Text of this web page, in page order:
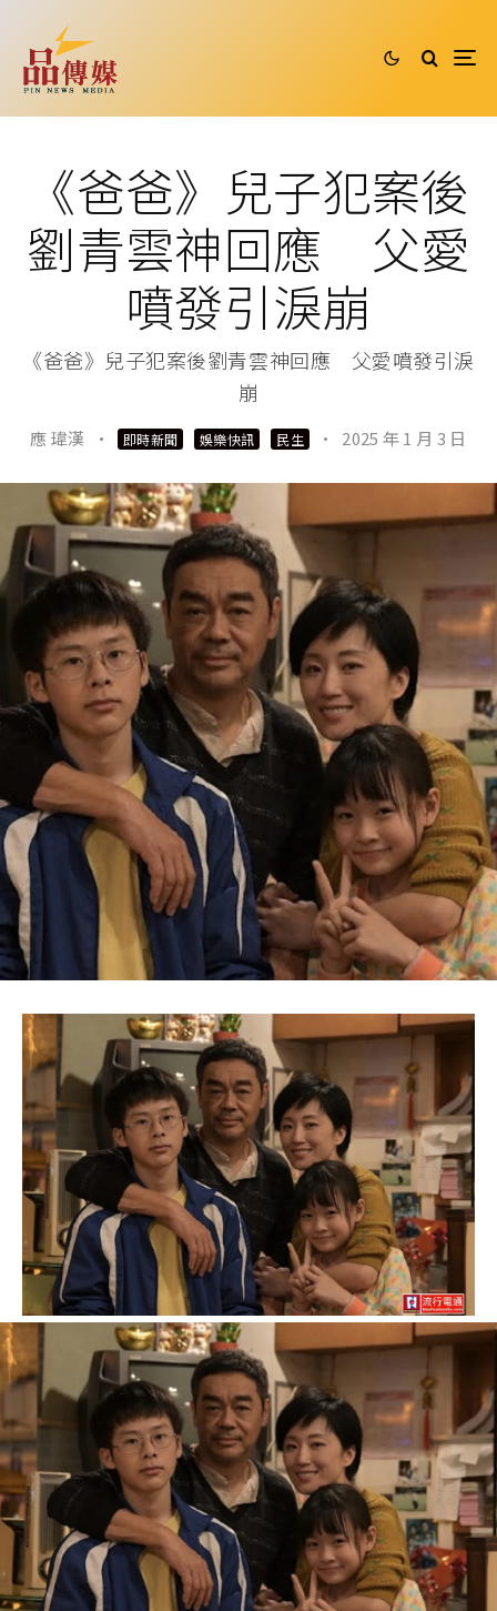
《爸爸》兒子犯案後
劉青雲神回應 父愛
噴發引淚崩
《爸爸》兒子犯案後劉青雲神回應 父愛噴發引淚
崩
應 瑋漢 · 即時新聞 娛樂快訊 民生 · 2025 年 1 月 3 日